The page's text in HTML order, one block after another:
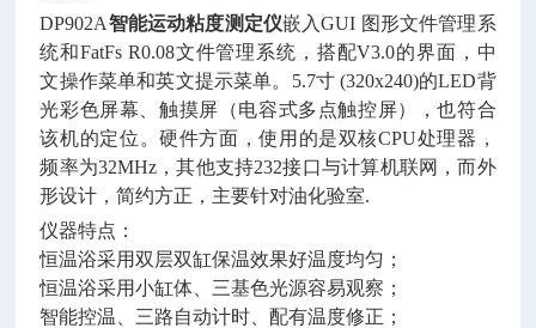
DP902A智能运动粘度测定仪嵌入GUI 图形文件管理系
统和FatFs R0.08文件管理系统，搭配V3.0的界面，中
文操作菜单和英文提示菜单。5.7寸 (320x240)的LED背
光彩色屏幕、触摸屏（电容式多点触控屏），也符合
该机的定位。硬件方面，使用的是双核CPU处理器，
频率为32MHz，其他支持232接口与计算机联网，而外
形设计，简约方正，主要针对油化验室.
仪器特点：
恒温浴采用双层双缸保温效果好温度均匀；
恒温浴采用小缸体、三基色光源容易观察；
智能控温、三路自动计时、配有温度修正；